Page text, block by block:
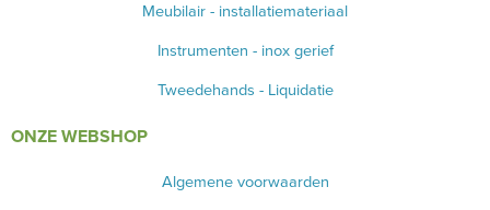
Meubilair - installatiemateriaal
Instrumenten - inox gerief
Tweedehands - Liquidatie
ONZE WEBSHOP
Algemene voorwaarden